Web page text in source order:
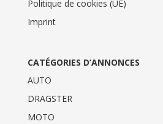
Politique de cookies (UE)
Imprint
CATÉGORIES D’ANNONCES
AUTO
DRAGSTER
MOTO